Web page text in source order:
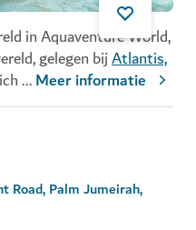
in Aquaventure World,
gelegen bijAtlantis,
...Meer informatie
Road, Palm Jumeirah,